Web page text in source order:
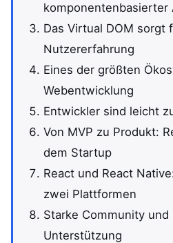
komponentenbasierter
Das Virtual DOM sorgt
Nutzererfahrung
Eines der größten
Webentwicklung
Entwickler sind leicht
Von MVP zu Produkt:
dem Startup
React und React
zwei Plattformen
Starke Community und
Unterstützung